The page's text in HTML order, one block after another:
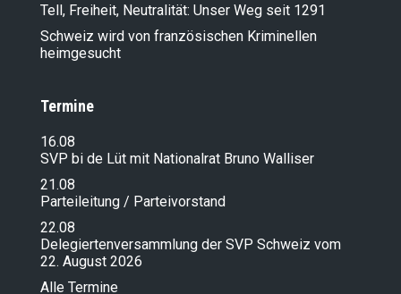
Tell, Freiheit, Neutralität: Unser Weg seit 1291
Schweiz wird von französischen Kriminellen
heimgesucht
Termine
16.08
SVP bi de Lüt mit Nationalrat Bruno Walliser
21.08
Parteileitung / Parteivorstand
22.08
Delegiertenversammlung der SVP Schweiz vom
22. August 2026
Alle Termine